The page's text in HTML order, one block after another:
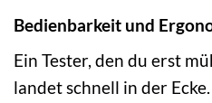
Bedienbarkeit und
Ein Tester, den du erst
landet schnell in der